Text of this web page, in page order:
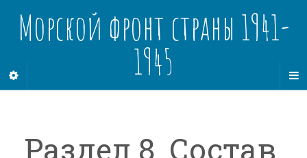
Морской фронт страны 1941-
1945
Раздел 8. Состав